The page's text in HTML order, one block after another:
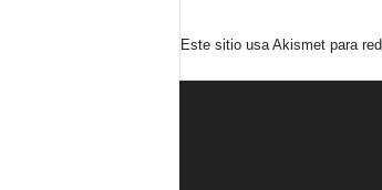
Este sitio usa Akismet para